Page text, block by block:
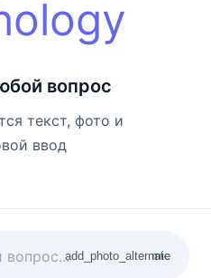
вопрос
текст, фото и
ввод
add_photo_alternate
mic